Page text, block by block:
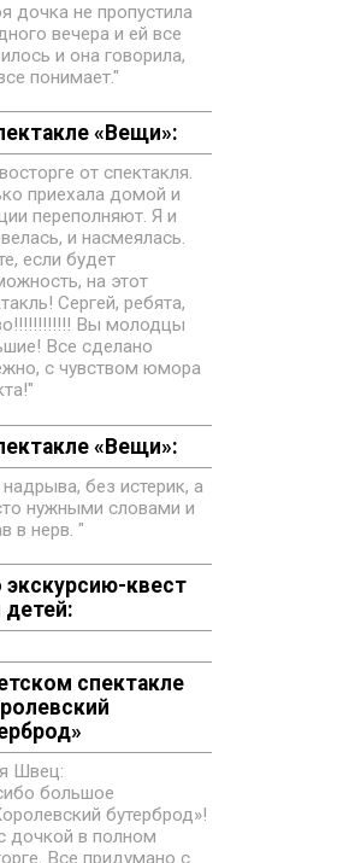
дочка не пропустила
вечера и ей все
и она говорила,
понимает."
«Вещи»:
от спектакля.
приехала домой и
переполняют. Я и
и насмеялась.
если будет
на этот
Сергей, ребята,
Вы молодцы
Все сделано
с чувством юмора
«Вещи»:
без истерик, а
нужными словами и
в нерв. "
экскурсию-квест
детей:
спектакле
Швец:
большое
бутерброд»!
дочкой в полном
Все придумано с